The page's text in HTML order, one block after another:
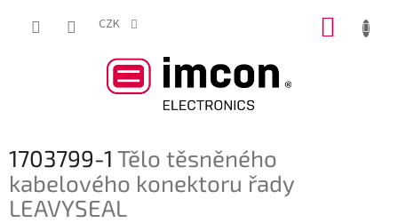
CZK
1703799-1 Tělo těsněného
kabelového konektoru řady
LEAVYSEAL